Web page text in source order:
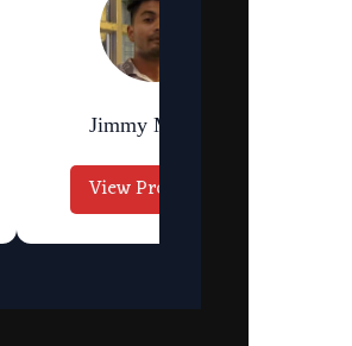
Jimmy Murmu
View Profile →